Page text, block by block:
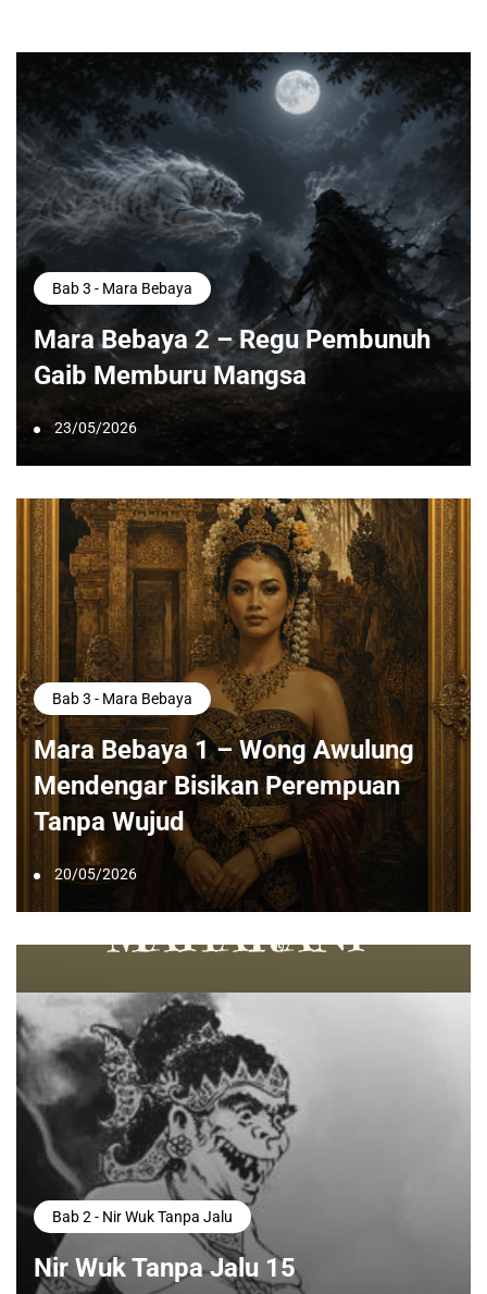
Bab 3 - Mara Bebaya
Mara Bebaya 2 – Regu Pembunuh
Gaib Memburu Mangsa
23/05/2026
Bab 3 - Mara Bebaya
Mara Bebaya 1 – Wong Awulung
Mendengar Bisikan Perempuan
Tanpa Wujud
20/05/2026
Bab 2 - Nir Wuk Tanpa Jalu
Nir Wuk Tanpa Jalu 15